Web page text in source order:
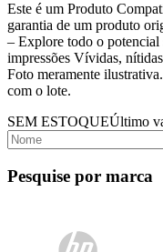
Este é um Produto
garantia de um produto
– Explore todo o potencial
impressões Vívidas,
Foto meramente
com o lote.
SEM ESTOQUEÚltimo
Pesquise por marca